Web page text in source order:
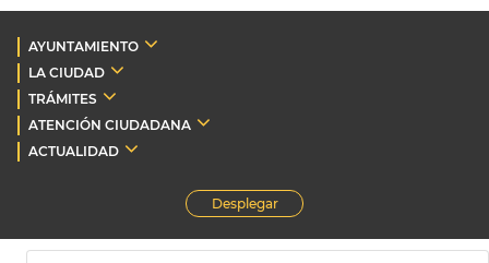
AYUNTAMIENTO
LA CIUDAD
TRÁMITES
ATENCIÓN CIUDADANA
ACTUALIDAD
Desplegar